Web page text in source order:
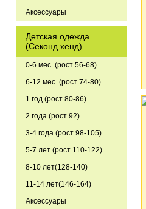
Аксессуары
Детская одежда
(Секонд хенд)
0-6 мес. (рост 56-68)
6-12 мес. (рост 74-80)
1 год (рост 80-86)
2 года (рост 92)
3-4 года (рост 98-105)
5-7 лет (рост 110-122)
8-10 лет(128-140)
11-14 лет(146-164)
Аксессуары